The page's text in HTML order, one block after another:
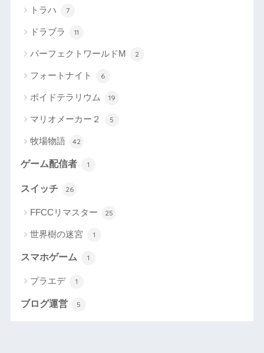
トラハ 7
ドラブラ 11
パーフェクトワールドM 2
フォートナイト 6
ボイドテラリウム 19
マリオメーカー２ 5
牧場物語 42
ゲーム配信者 1
スイッチ 26
FFCCリマスター 25
世界樹の迷宮 1
スマホゲーム 1
プラエデ 1
ブログ運営 5